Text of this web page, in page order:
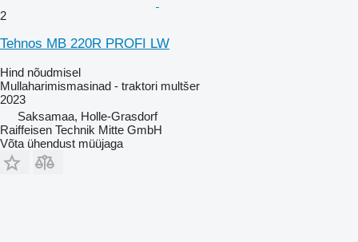
2
Tehnos MB 220R PROFI LW
Hind nõudmisel
Mullaharimismasinad - traktori multšer
2023
Saksamaa, Holle-Grasdorf
Raiffeisen Technik Mitte GmbH
Võta ühendust müüjaga